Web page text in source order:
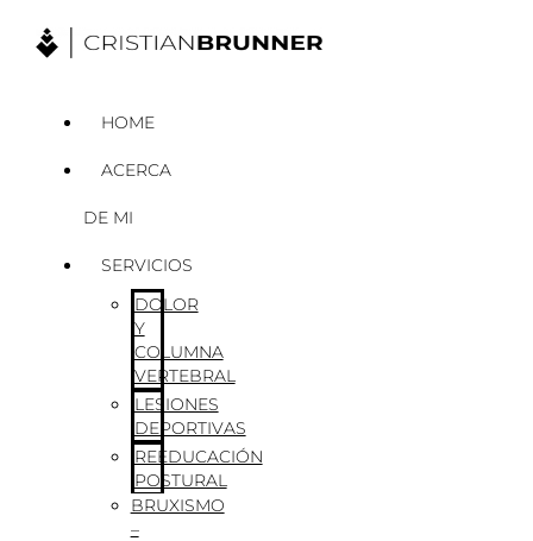
HOME
ACERCA
DE MI
SERVICIOS
DOLOR
Y
COLUMNA
VERTEBRAL
LESIONES
DEPORTIVAS
REEDUCACIÓN
POSTURAL
BRUXISMO
–